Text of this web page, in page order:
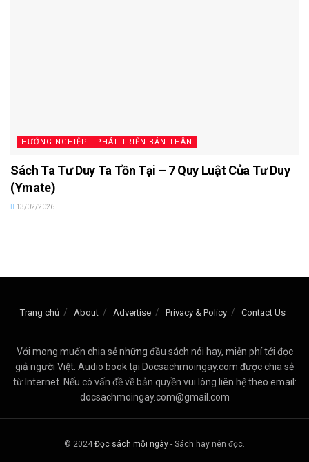
HƯỚNG NGHIỆP - PHÁT TRIỂN BẢN THÂN
Sách Ta Tư Duy Ta Tồn Tại – 7 Quy Luật Của Tư Duy
(Ymate)
13/02/2026
Trang chủ About Advertise Privacy & Policy Contact Us
Với mong muốn chia sẻ những đầu sách nói hay, miễn phí tới đọc
giả người Việt. Audio book tại Docsachmoingay.com được chia sẻ
từ Internet. Nếu có vấn đề về bản quyền vui lòng liên hệ theo email:
docsachmoingay.com@gmail.com
© 2024 Đọc sách mỗi ngày - Sách hay nên đọc.